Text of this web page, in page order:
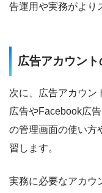
告運用や実務がより
広告アカウン
次に、広告アカウン
広告やFacebook広
の管理画面の使い方
習します。
実務に必要なアカウ